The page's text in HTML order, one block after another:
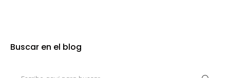
Buscar en el blog